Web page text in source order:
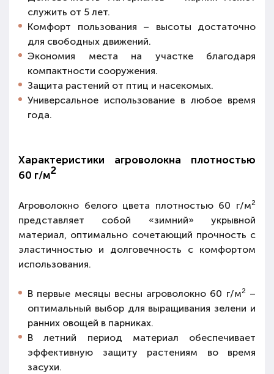
служить от 5 лет.
Комфорт пользования – высоты достаточно
для свободных движений.
Экономия места на участке благодаря
компактности сооружения.
Защита растений от птиц и насекомых.
Универсальное использование в любое время
года.
Характеристики агроволокна плотностью
60 г/м2
Агроволокно белого цвета плотностью 60 г/м2
представляет собой «зимний» укрывной
материал, оптимально сочетающий прочность с
эластичностью и долговечность с комфортом
использования.
В первые месяцы весны агроволокно 60 г/м2–
оптимальный выбор для выращивания зелени и
ранних овощей в парниках.
Влетний период материал обеспечивает
эффективную защиту растениям во время
засухи.